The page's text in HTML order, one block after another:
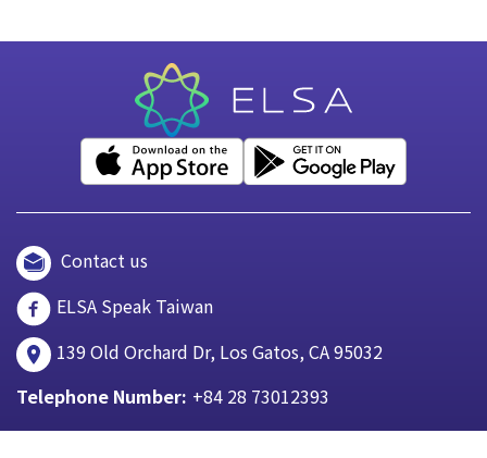
Contact us
ELSA Speak Taiwan
139 Old Orchard Dr, Los Gatos, CA 95032
Telephone Number: +84 28 73012393